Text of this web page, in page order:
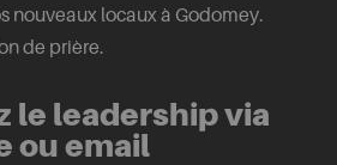
nouveaux locaux à Godomey.
de prière.
le leadership via
ou email